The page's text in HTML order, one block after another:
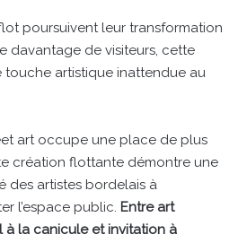
poursuivent leur transformation
davantage de visiteurs, cette
artistique inattendue au
art occupe une place de plus
création flottante démontre une
des artistes bordelais à
l’espace public. Entre art
à la canicule et invitation à